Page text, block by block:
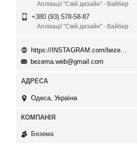
Аплікації "Свій дизайн" - Вайбер
+380 (93) 578-58-87
Аплікації "Свій дизайн" - Вайбер
bezema.web@gmail.com
Одеса, Україна
Безема